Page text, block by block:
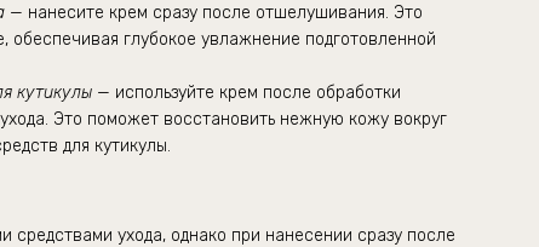
— нанесите крем сразу после отшелушивания. Это
обеспечивая глубокое увлажнение подготовленной
кутикулы — используйте крем после обработки
Это поможет восстановить нежную кожу вокруг
для кутикулы.
средствами ухода, однако при нанесении сразу после